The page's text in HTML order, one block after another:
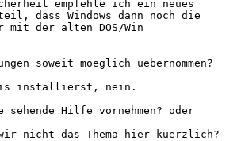
empfehle ich ein neues
dass Windows dann noch die
mit der alten DOS/Win
soweit moeglich uebernommen?
installierst, nein.
Hilfe vornehmen? oder
nicht das Thema hier kuerzlich?